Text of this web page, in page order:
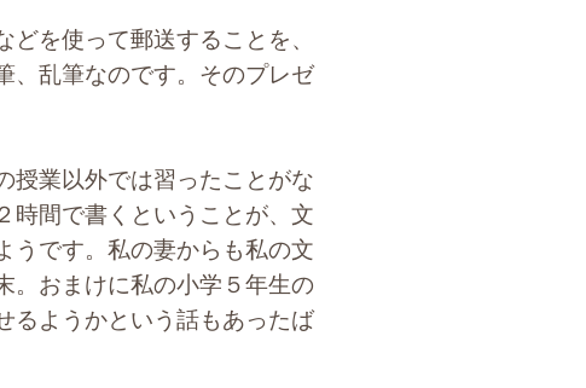
を使って郵送することを、
、乱筆なのです。そのプレゼ
授業以外では習ったことがな
時間で書くということが、文
うです。私の妻からも私の文
。おまけに私の小学５年生の
るようかという話もあったば